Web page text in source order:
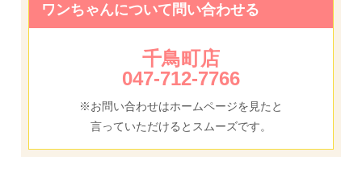
ワンちゃんについて問い合わせる
千鳥町店
047-712-7766
※お問い合わせはホームページを見たと
言っていただけるとスムーズです。